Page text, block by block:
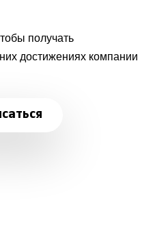
получать
достижениях компании